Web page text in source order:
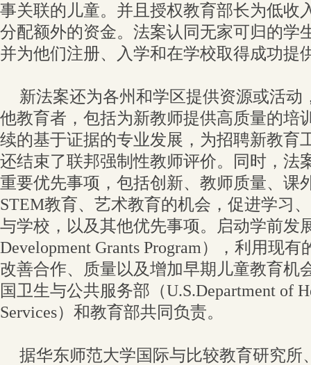
事关联的儿童。并且授权教育部长为低收
分配额外的资金。法案认同无家可归的学
并为他们注册、入学和在学校取得成功提
新法案还为各州和学区提供资源或活动
他教育者，包括为新教师提供高质量的培
续的基于证据的专业发展，为招聘新教育
还结束了联邦强制性教师评价。同时，法
重要优先事项，包括创新、教师质量、课
STEM教育、艺术教育的机会，促进学习
与学校，以及其他优先事项。启动学前发
Development Grants Program），利用现
改善合作、质量以及增加早期儿童教育机
国卫生与公共服务部（U.S.Department of
Services）和教育部共同负责。
据华东师范大学国际与比较教育研究所